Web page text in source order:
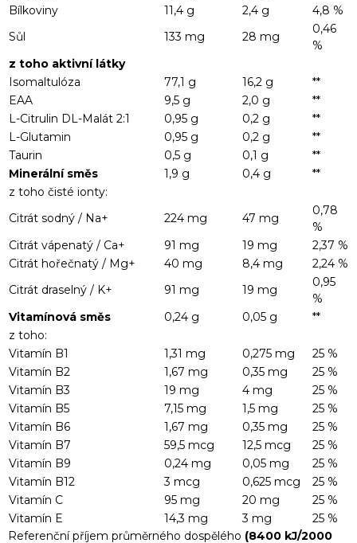
Bílkoviny
11,4 g 2,4 g
4,8 %
Sůl
133 mg 28 mg
0,46
%
z toho aktivní látky
Isomaltulóza
77,1 g 16,2 g
**
EAA
9,5 g 2,0 g
**
L-Citrulin DL-Malát 2:1
0,95 g 0,2 g
**
L-Glutamin
0,95 g 0,2 g
**
Taurin
0,5 g 0,1 g
**
Minerální směs
1,9 g 0,4 g
**
z toho čisté ionty:
Citrát sodný / Na+
224 mg 47 mg
0,78
%
Citrát vápenatý / Ca+
91 mg 19 mg
2,37 %
Citrát hořečnatý / Mg+
40 mg 8,4 mg
2,24 %
Citrát draselný / K+
91 mg 19 mg
0,95
%
Vitamínová směs
0,24 g 0,05 g
**
z toho:
Vitamín B1
1,31 mg 0,275 mg
25 %
Vitamín B2
1,67 mg 0,35 mg
25 %
Vitamín B3
19 mg 4 mg
25 %
Vitamín B5
7,15 mg 1,5 mg
25 %
Vitamín B6
1,67 mg 0,35 mg
25 %
Vitamín B7
59,5 mcg 12,5 mcg
25 %
Vitamín B9
0,24 mg 0,05 mg
25 %
Vitamín B12
3 mcg 0,625 mcg
25 %
Vitamín C
95 mg 20 mg
25 %
Vitamín E
14,3 mg 3 mg
25 %
Referenční příjem průměrného dospělého (8400 kJ/2000